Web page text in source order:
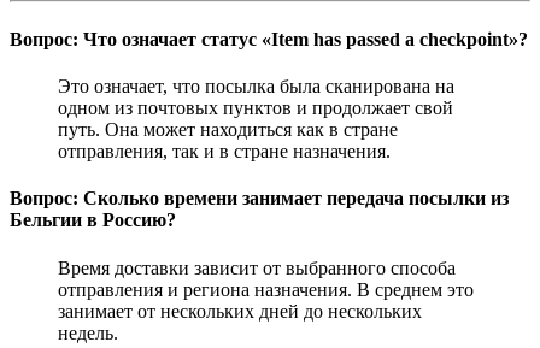
Вопрос: Что означает статус «Item has passed a checkpoint»?
Это означает, что посылка была сканирована на
одном из почтовых пунктов и продолжает свой
путь. Она может находиться как в стране
отправления, так и в стране назначения.
Вопрос: Сколько времени занимает передача посылки из
Бельгии в Россию?
Время доставки зависит от выбранного способа
отправления и региона назначения. В среднем это
занимает от нескольких дней до нескольких
недель.